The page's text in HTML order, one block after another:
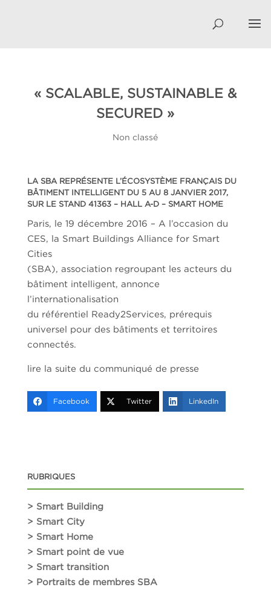
« SCALABLE, SUSTAINABLE &
SECURED »
Non classé
LA SBA REPRÉSENTE L’ÉCOSYSTÈME FRANÇAIS DU
BÂTIMENT INTELLIGENT DU 5 AU 8 JANVIER 2017,
SUR LE STAND 41363 – HALL A-­D – SMART HOME
Paris, le 19 décembre 2016 – A l’occasion du
CES, la Smart Buildings Alliance for Smart
Cities
(SBA), association regroupant les acteurs du
bâtiment intelligent, annonce
l’internationalisation
du référentiel Ready2Services, prérequis
universel pour des bâtiments et territoires
connectés.
lire la suite du communiqué de presse
Facebook Twitter LinkedIn
RUBRIQUES
> Smart Building
> Smart City
> Smart Home
> Smart point de vue
> Smart transition
> Portraits de membres SBA